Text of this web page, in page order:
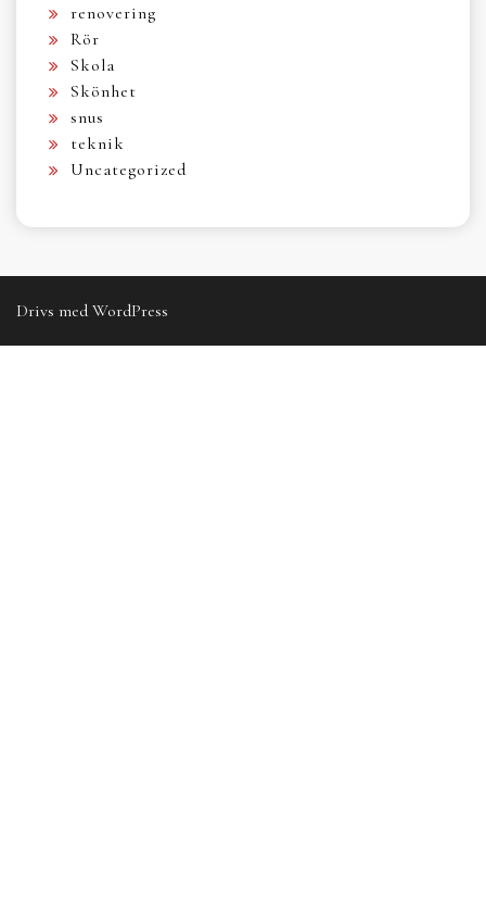
renovering
Rör
Skola
Skönhet
snus
teknik
Uncategorized
Drivs med WordPress